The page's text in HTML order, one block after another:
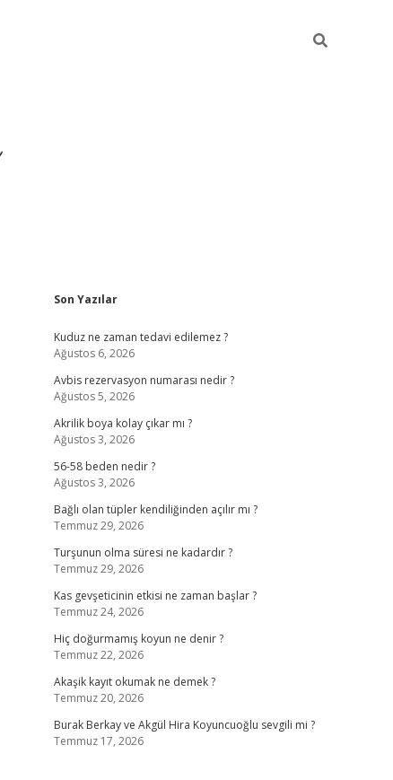
Sidebar
Son Yazılar
Kuduz ne zaman tedavi edilemez ?
Ağustos 6, 2026
Avbis rezervasyon numarası nedir ?
Ağustos 5, 2026
Akrilik boya kolay çıkar mı ?
Ağustos 3, 2026
56-58 beden nedir ?
Ağustos 3, 2026
Bağlı olan tüpler kendiliğinden açılır mı ?
Temmuz 29, 2026
Turşunun olma süresi ne kadardır ?
Temmuz 29, 2026
Kas gevşeticinin etkisi ne zaman başlar ?
Temmuz 24, 2026
Hiç doğurmamış koyun ne denir ?
Temmuz 22, 2026
Akaşik kayıt okumak ne demek ?
Temmuz 20, 2026
Burak Berkay ve Akgül Hira Koyuncuoğlu sevgili mi ?
Temmuz 17, 2026